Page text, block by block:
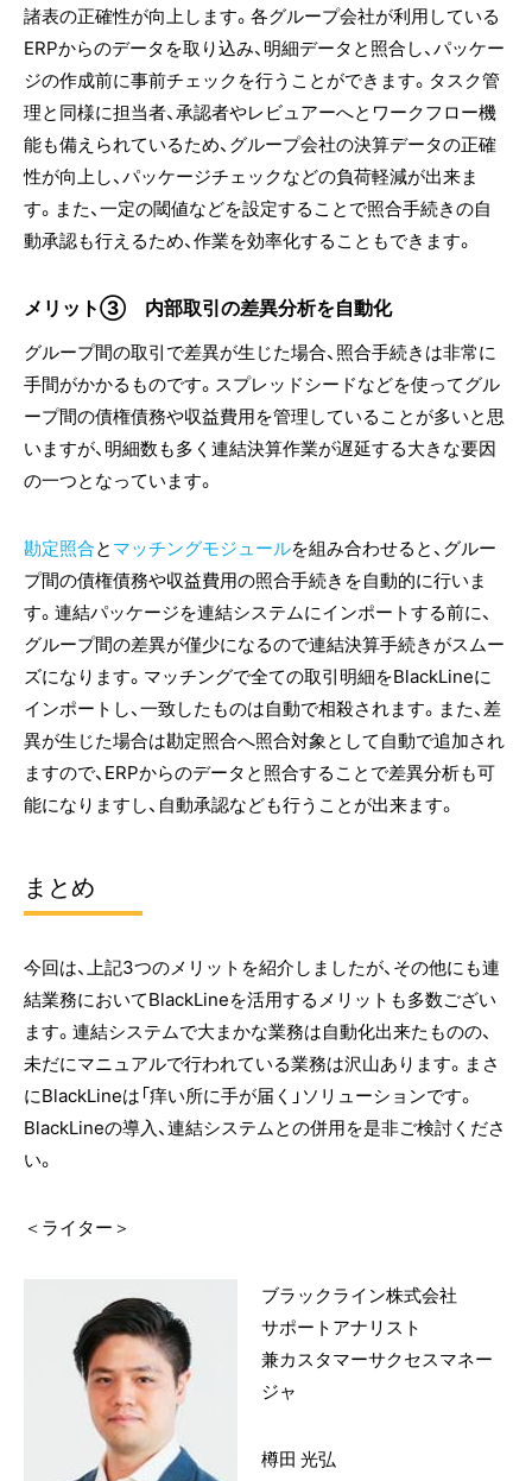
諸表の正確性が向上します。各グループ会社が利用している
ERPからのデータを取り込み、明細データと照合し、パッケー
ジの作成前に事前チェックを行うことができます。タスク管
理と同様に担当者、承認者やレビュアーへとワークフロー機
能も備えられているため、グループ会社の決算データの正確
性が向上し、パッケージチェックなどの負荷軽減が出来ま
す。また、一定の閾値などを設定することで照合手続きの自
動承認も行えるため、作業を効率化することもできます。
メリット③ 内部取引の差異分析を自動化
グループ間の取引で差異が生じた場合、照合手続きは非常に
手間がかかるものです。スプレッドシードなどを使ってグル
ープ間の債権債務や収益費用を管理していることが多いと思
いますが、明細数も多く連結決算作業が遅延する大きな要因
の一つとなっています。
勘定照合とマッチングモジュールを組み合わせると、グルー
プ間の債権債務や収益費用の照合手続きを自動的に行いま
す。連結パッケージを連結システムにインポートする前に、
グループ間の差異が僅少になるので連結決算手続きがスムー
ズになります。マッチングで全ての取引明細をBlackLineに
インポートし、一致したものは自動で相殺されます。また、差
異が生じた場合は勘定照合へ照合対象として自動で追加され
ますので、ERPからのデータと照合することで差異分析も可
能になりますし、自動承認なども行うことが出来ます。
まとめ
今回は、上記3つのメリットを紹介しましたが、その他にも連
結業務においてBlackLineを活用するメリットも多数ござい
ます。連結システムで大まかな業務は自動化出来たものの、
未だにマニュアルで行われている業務は沢山あります。まさ
にBlackLineは「痒い所に手が届く」ソリューションです。
BlackLineの導入、連結システムとの併用を是非ご検討くださ
い。
＜ライター＞
ブラックライン株式会社
サポートアナリスト
兼カスタマーサクセスマネー
ジャ
樽田 光弘